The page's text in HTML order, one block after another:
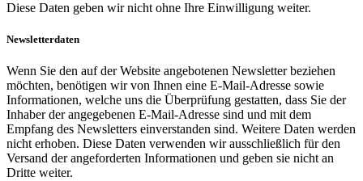
Diese Daten geben wir nicht ohne Ihre Einwilligung weiter.
Newsletterdaten
Wenn Sie den auf der Website angebotenen Newsletter beziehen
möchten, benötigen wir von Ihnen eine E-Mail-Adresse sowie
Informationen, welche uns die Überprüfung gestatten, dass Sie der
Inhaber der angegebenen E-Mail-Adresse sind und mit dem
Empfang des Newsletters einverstanden sind. Weitere Daten werden
nicht erhoben. Diese Daten verwenden wir ausschließlich für den
Versand der angeforderten Informationen und geben sie nicht an
Dritte weiter.